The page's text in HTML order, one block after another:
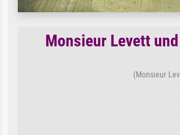
Monsieur Levett
(Monsieur